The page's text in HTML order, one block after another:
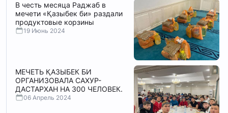
В честь месяца Раджаб в
мечети «Қазыбек би» раздали
продуктовые корзины
19 Июнь 2024
МЕЧЕТЬ ҚАЗЫБЕК БИ
ОРГАНИЗОВАЛА САХУР-
ДАСТАРХАН НА 300 ЧЕЛОВЕК.
06 Апрель 2024